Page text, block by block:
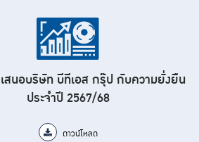
สนอบริษัท บีทีเอส กรุ๊ป กับความยั่งยืน
ประจำปี 2567/68
ดาวน์โหลด